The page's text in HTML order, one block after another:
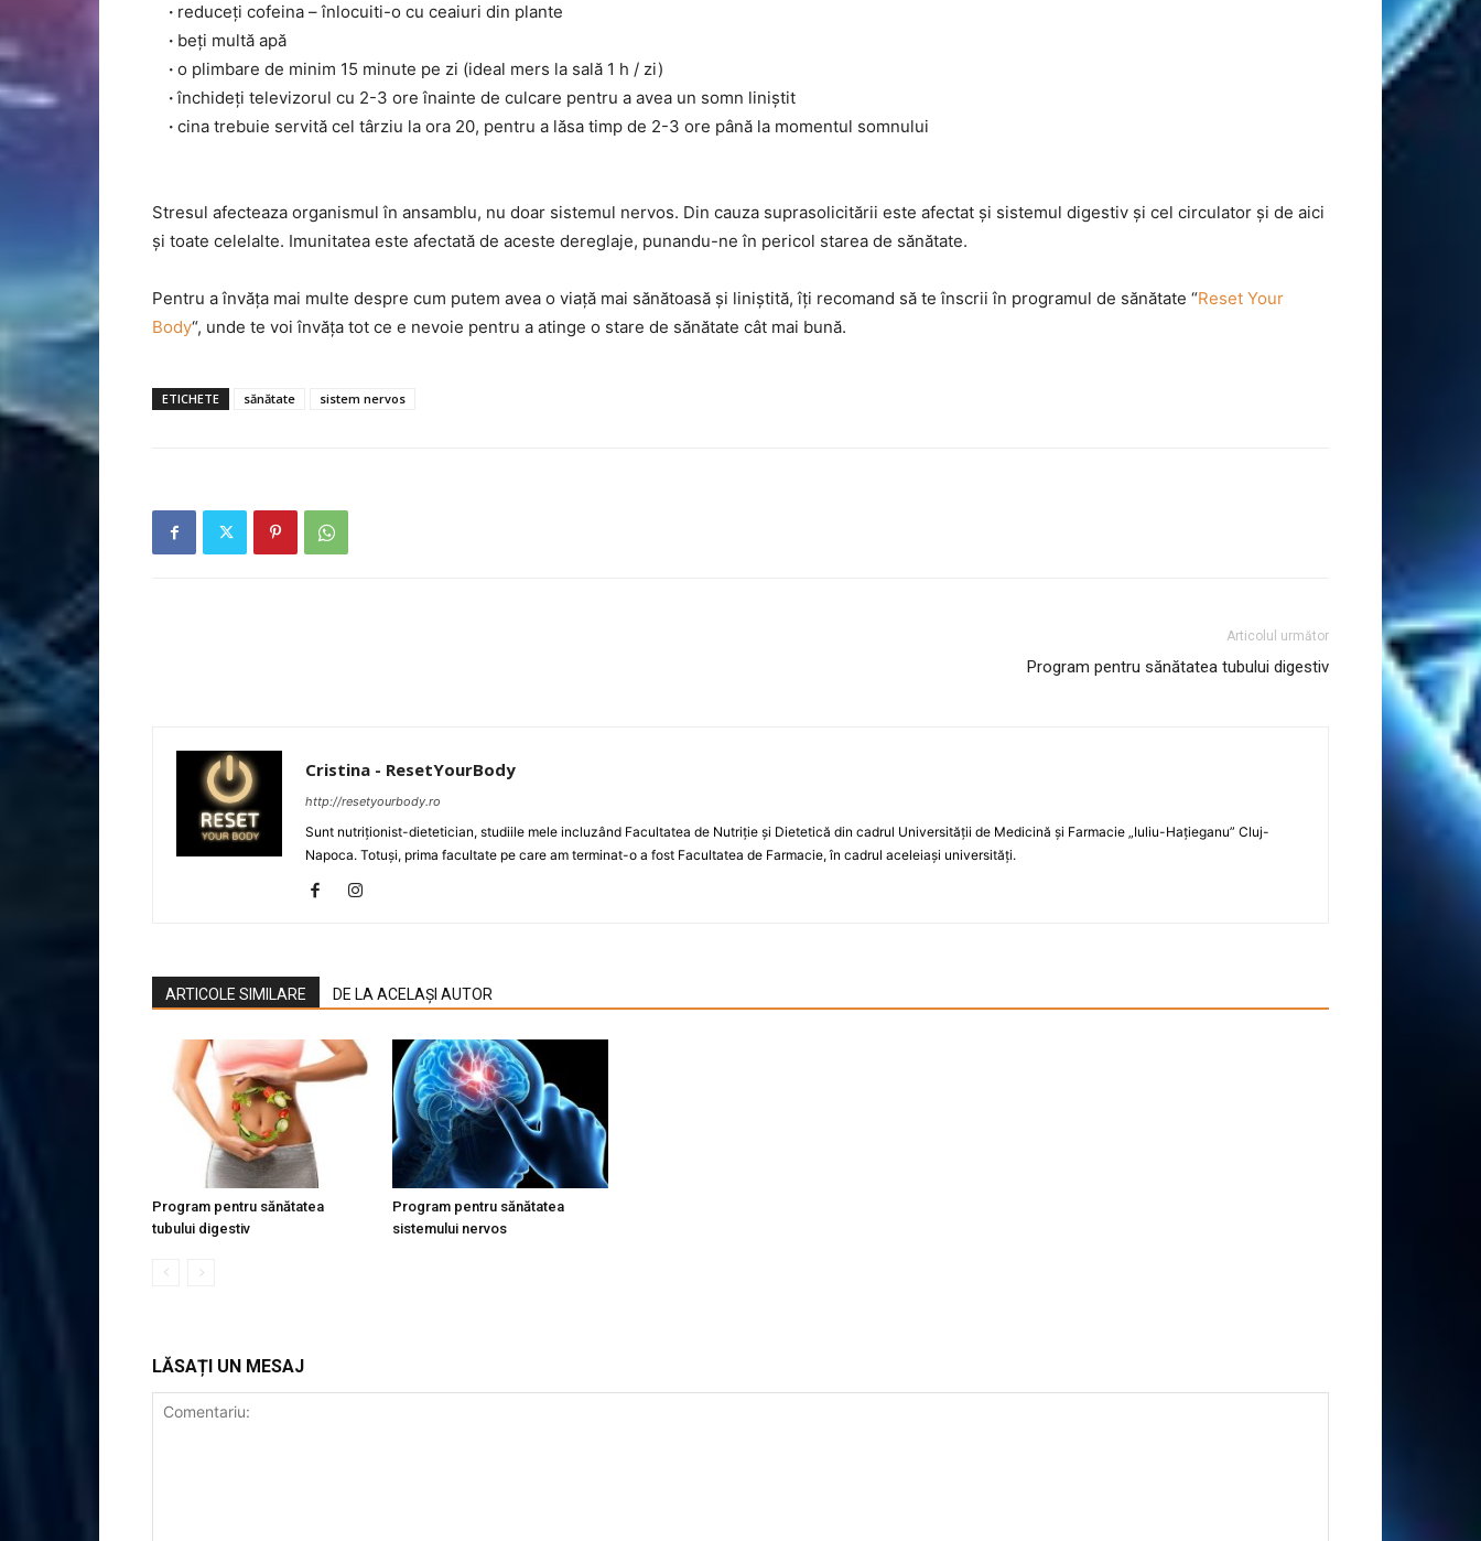
· reduceți cofeina – înlocuiti-o cu ceaiuri din plante
· beți multă apă
· o plimbare de minim 15 minute pe zi (ideal mers la sală 1 h / zi)
·închideți televizorul cu 2-3 ore înainte de culcare pentru a avea un somn liniștit
· cina trebuie servită cel târziu la ora 20, pentru a lăsa timp de 2-3 ore până la momentul somnului
Stresul afecteaza organismul în ansamblu, nu doar sistemul nervos. Din cauza suprasolicitării este afectat și sistemul digestiv și cel circulator și de aici
și toate celelalte. Imunitatea este afectată de aceste dereglaje, punandu-ne în pericol starea de sănătate.
Pentru a învăța mai multe despre cum putem avea o viață mai sănătoasă și liniștită, îți recomand să te înscrii în programul de sănătate “Reset Your
Body“, unde te voi învăța tot ce e nevoie pentru a atinge o stare de sănătate cât mai bună.
ETICHETE sănătate sistem nervos
Articolul următor
Program pentru sănătatea tubului digestiv
Cristina - ResetYourBody
http://resetyourbody.ro
Sunt nutriţionist-dietetician, studiile mele incluzând Facultatea de Nutriţie şi Dietetică din cadrul Universităţii de Medicină şi Farmacie „Iuliu-Haţieganu” Cluj-
Napoca. Totuși, prima facultate pe care am terminat-o a fost Facultatea de Farmacie, în cadrul aceleiași universități.
ARTICOLE SIMILARE DE LA ACELAȘI AUTOR
Program pentru sănătatea
tubului digestiv
Program pentru sănătatea
sistemului nervos
LĂSAȚI UN MESAJ